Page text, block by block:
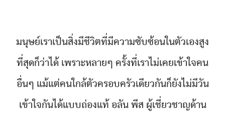
มนุษย์เราเป็นสิ่งมีชีวิตที่มีความซับซ้อนในตัวเองสูง
ที่สุดก็ว่าได้ เพราะหลายๆ ครั้งที่เราไม่เคยเข้าใจคน
อื่นๆ แม้แต่คนใกล้ตัวครอบครัวเดียวกันก็ยังไม่มีวัน
เข้าใจกันได้แบบถ่องแท้ อลัน พีส ผู้เชี่ยวชาญด้าน